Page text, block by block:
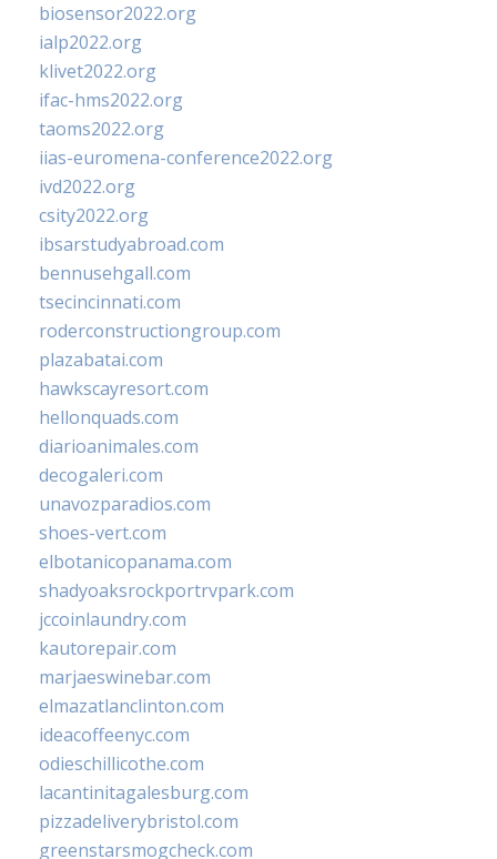
biosensor2022.org
ialp2022.org
klivet2022.org
ifac-hms2022.org
taoms2022.org
iias-euromena-conference2022.org
ivd2022.org
csity2022.org
ibsarstudyabroad.com
bennusehgall.com
tsecincinnati.com
roderconstructiongroup.com
plazabatai.com
hawkscayresort.com
hellonquads.com
diarioanimales.com
decogaleri.com
unavozparadios.com
shoes-vert.com
elbotanicopanama.com
shadyoaksrockportrvpark.com
jccoinlaundry.com
kautorepair.com
marjaeswinebar.com
elmazatlanclinton.com
ideacoffeenyc.com
odieschillicothe.com
lacantinitagalesburg.com
pizzadeliverybristol.com
greenstarsmogcheck.com